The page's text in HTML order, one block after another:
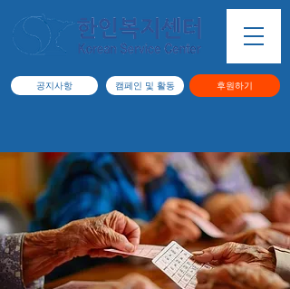
공지사항 캠페인 및 활동 후원하기